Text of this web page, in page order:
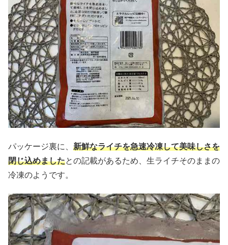
パッケージ裏に、 新鮮なライチを急速冷凍して美味しさを
閉じ込めましたとの記載があるため、生ライチそのままの
冷凍のようです。